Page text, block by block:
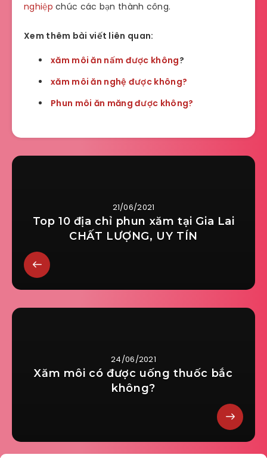
nghiệp chúc các bạn thành công.
Xem thêm bài viết liên quan:
xăm môi ăn nấm được không?
xăm môi ăn nghệ được không?
Phun môi ăn măng được không?
21/06/2021
Top 10 địa chỉ phun xăm tại Gia Lai
CHẤT LƯỢNG, UY TÍN
24/06/2021
Xăm môi có được uống thuốc bắc
không?